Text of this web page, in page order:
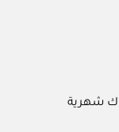
شهرية